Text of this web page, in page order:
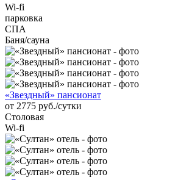
Wi-fi
парковка
СПА
Баня/сауна
«Звездный» пансионат
от 2775 руб./сутки
Столовая
Wi-fi